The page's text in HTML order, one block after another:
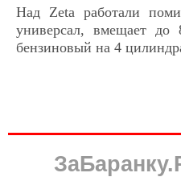
Над Zeta работали
универсал, вмещает до
бензиновый на 4